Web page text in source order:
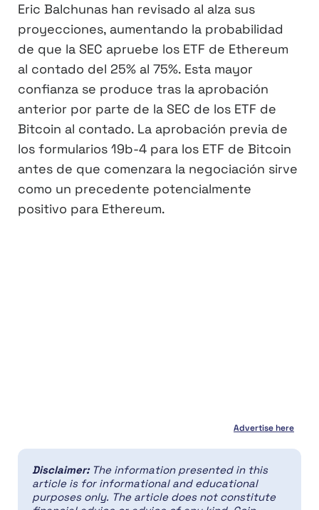
Eric Balchunas han revisado al alza sus
proyecciones, aumentando la probabilidad
de que la SEC apruebe los ETF de Ethereum
al contado del 25% al 75%. Esta mayor
confianza se produce tras la aprobación
anterior por parte de la SEC de los ETF de
Bitcoin al contado. La aprobación previa de
los formularios 19b-4 para los ETF de Bitcoin
antes de que comenzara la negociación sirve
como un precedente potencialmente
positivo para Ethereum.
Advertise here
Disclaimer: The information presented in this
article is for informational and educational
purposes only. The article does not constitute